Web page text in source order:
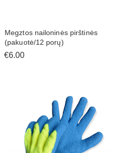
Megztos nailoninės pirštinės
(pakuotė/12 porų)
€6.00